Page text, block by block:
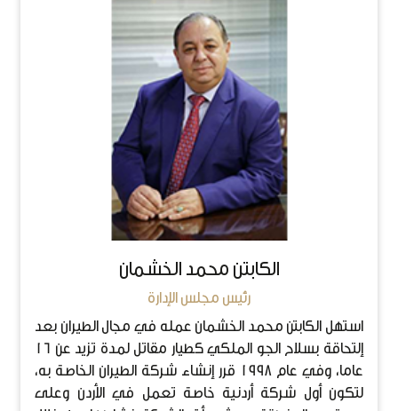
الكابتن محمد الخشمان
رئيس مجلس الإدارة
استهل الكابتن محمد الخشمان عمله في مجال الطيران بعد
إلتحاقة بسلاح الجو الملكي كطيار مقاتل لمدة تزيد عن 16
عاما، وفي عام 1998 قرر إنشاء شركة الطيران الخاصة به،
لتكون أول شركة أردنية خاصة تعمل في الأردن وعلى